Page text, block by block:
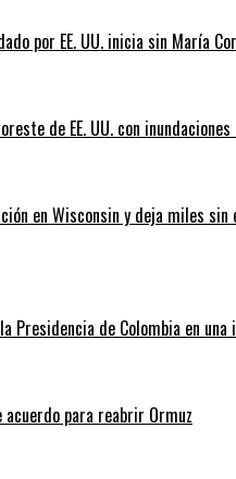
por EE. UU. inicia sin María
de EE. UU. con
en Wisconsin y deja miles
Presidencia de Colombia en
para reabrir Ormuz